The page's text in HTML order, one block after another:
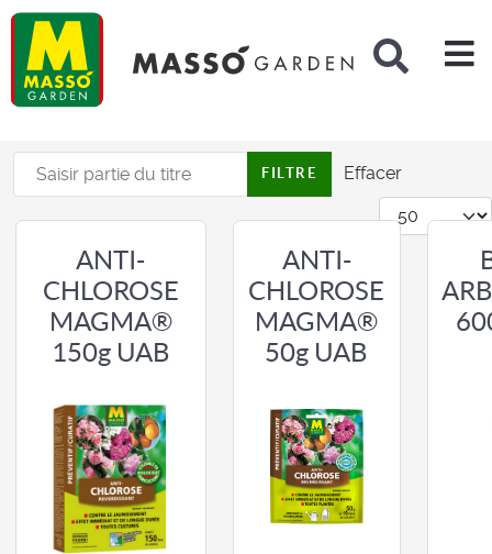
Rechercher
Saisir partie du titre FILTRE
Effacer
Affichage #
ANTI-
CHLOROSE
MAGMA®
150g UAB
ANTI-
CHLOROSE
MAGMA®
50g UAB